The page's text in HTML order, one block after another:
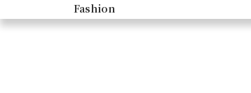
Fashion